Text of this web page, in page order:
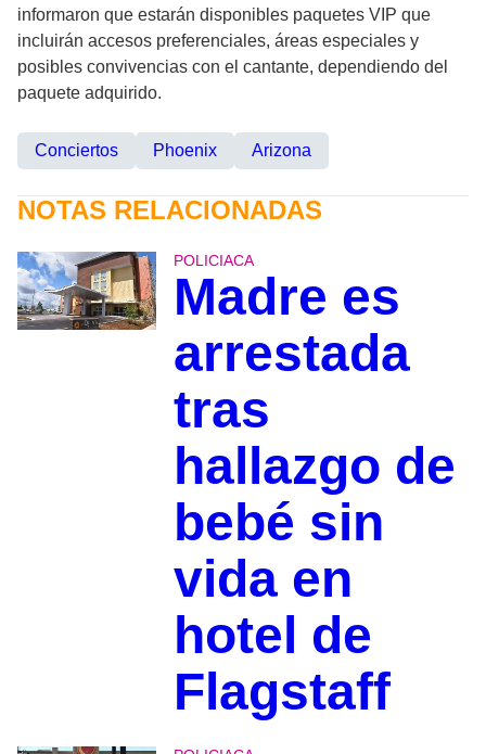
informaron que estarán disponibles paquetes VIP que
incluirán accesos preferenciales, áreas especiales y
posibles convivencias con el cantante, dependiendo del
paquete adquirido.
Conciertos Phoenix Arizona
NOTAS RELACIONADAS
POLICIACA
Madre es
arrestada
tras
hallazgo de
bebé sin
vida en
hotel de
Flagstaff